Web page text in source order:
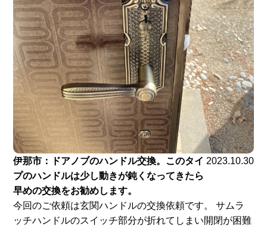
伊那市：ドアノブのハンドル交換。このタイ
プのハンドルは少し動きが鈍くなってきたら
早めの交換をお勧めします。
2023.10.30
今回のご依頼は玄関ハンドルの交換依頼です。 サムラ
ッチハンドルのスイッチ部分が折れてしまい開閉が困難